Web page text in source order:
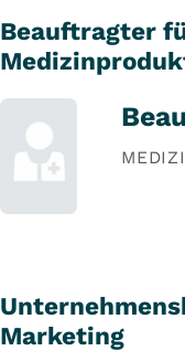
Beauftragter
Marketing